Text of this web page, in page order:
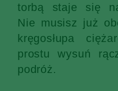
torbą staje się
Nie musisz już
kręgosłupa
prostu wysuń
podróż.